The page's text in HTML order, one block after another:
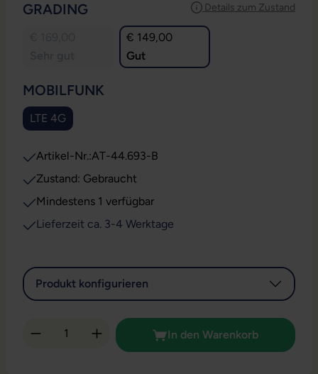
Details zum Zustand
GRADING
€ 149,00
Gut
MOBILFUNK
LTE 4G
Artikel-Nr.:AT-44.693-B
Zustand: Gebraucht
Mindestens 1 verfügbar
Lieferzeit ca. 3-4 Werktage
Produkt konfigurieren
Produkt Anzahl: Gib den gewünschten
In den Warenkorb